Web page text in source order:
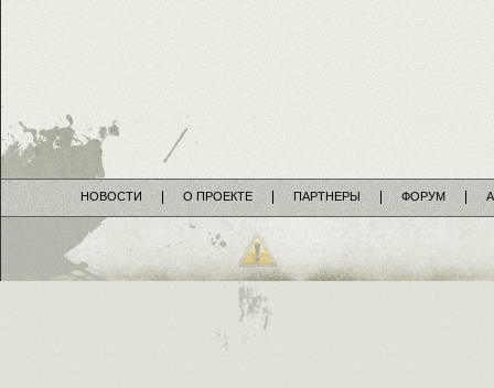
НОВОСТИ О ПРОЕКТЕ ПАРТНЕРЫ ФОРУМ